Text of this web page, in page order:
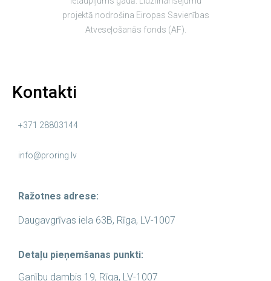
projektā nodrošina Eiropas Savienības
Atveseļošanās fonds (AF).
Kontakti
+371 28803144
info@proring.lv
Ražotnes adrese:
Daugavgrīvas iela 63B, Rīga, LV-1007
Detaļu pieņemšanas punkti:
Ganību dambis 19, Rīga, LV-1007